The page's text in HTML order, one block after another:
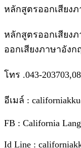
หลักสูตรออกเสียง
หลักสูตรออกเสียง
ออกเสียงภาษาอังก
โทร .043-
อีเมล์ :
FB : California
Id Line :